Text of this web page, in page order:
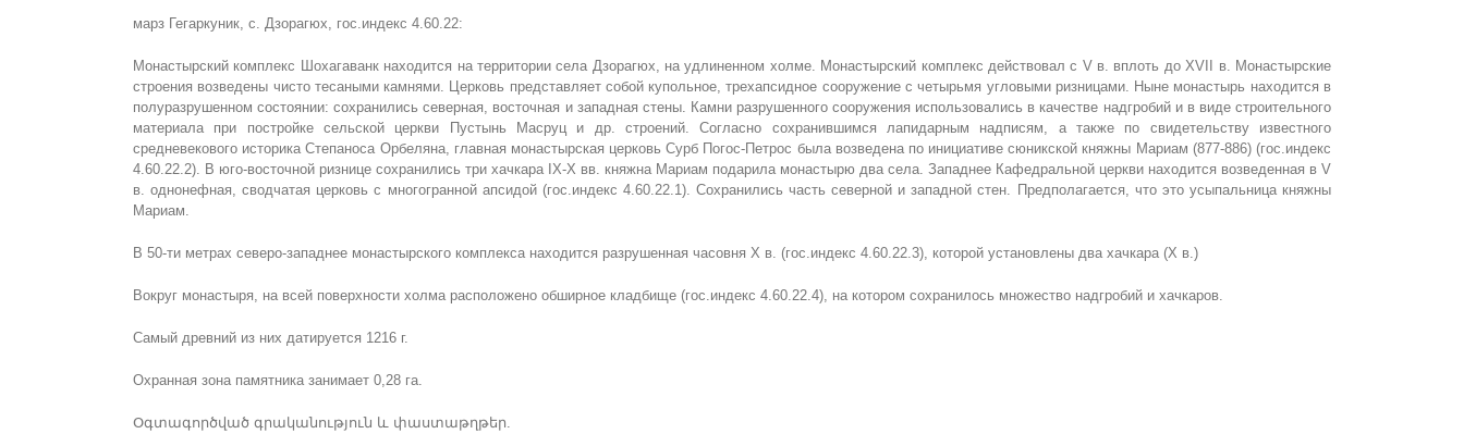
марз Гегаркуник, с. Дзорагюх, гос.индекс 4.60.22:
Монастырский комплекс Шохагаванк находится на территории села Дзорагюх, на удлиненном холме. Монастырский комплекс действовал с V в. вплоть до XVII в. Монастырские
строения возведены чисто тесаными камнями. Церковь представляет собой купольное, трехапсидное сооружение с четырьмя угловыми ризницами. Ныне монастырь находится в
полуразрушенном состоянии: сохранились северная, восточная и западная стены. Камни разрушенного сооружения использовались в качестве надгробий и в виде строительного
материала при постройке сельской церкви Пустынь Масруц и др. строений. Согласно сохранившимся лапидарным надписям, а также по свидетельству известного
средневекового историка Степаноса Орбеляна, главная монастырская церковь Сурб Погос-Петрос была возведена по инициативе сюникской княжны Мариам (877-886) (гос.индекс
4.60.22.2). В юго-восточной ризнице сохранились три хачкара IX-X вв. княжна Мариам подарила монастырю два села. Западнее Кафедральной церкви находится возведенная в V
в. однонефная, сводчатая церковь с многогранной апсидой (гос.индекс 4.60.22.1). Сохранились часть северной и западной стен. Предполагается, что это усыпальница княжны
Мариам.
В 50-ти метрах северо-западнее монастырского комплекса находится разрушенная часовня Х в. (гос.индекс 4.60.22.3), которой установлены два хачкара (Х в.)
Вокруг монастыря, на всей поверхности холма расположено обширное кладбище (гос.индекс 4.60.22.4), на котором сохранилось множество надгробий и хачкаров.
Самый древний из них датируется 1216 г.
Охранная зона памятника занимает 0,28 га.
Օգտագործված գրականություն և փաստաթղթեր.